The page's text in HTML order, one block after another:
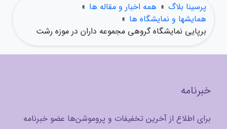
پرسینا بلاگ » همه اخبار و مقاله ها »
همایشها و نمایشگاه ها »
برپایی نمایشگاه گروهی مجموعه داران در موزه رشت
خبرنامه
برای اطلاع از آخرین تخفیفات و پروموشن‌ها عضو خبرنامه